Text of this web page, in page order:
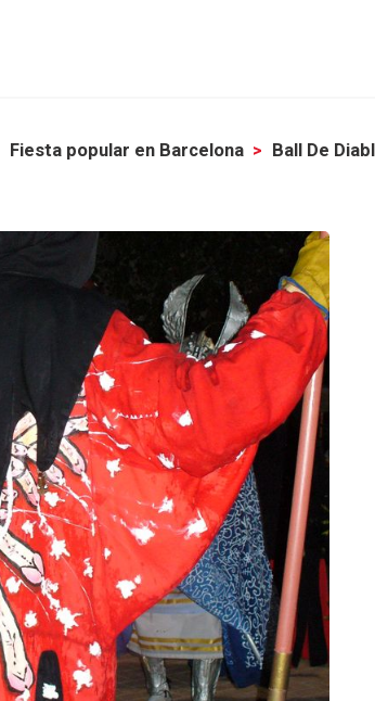
Fiesta popular en Barcelona Ball De